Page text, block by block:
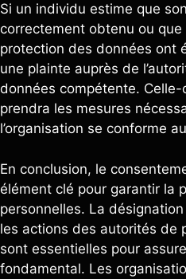
Si un individu estime que
correctement obtenu ou
protection des données ont
une plainte auprès de
données compétente.
prendra les mesures
l’organisation se conforme
En conclusion, le
élément clé pour garantir la
personnelles. La
les actions des autorités de
sont essentielles pour
fondamental. Les